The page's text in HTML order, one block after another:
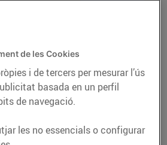
22-B1 parcel·la 2 (43860)
Trucar-hi
de les Cookies
i de tercers per mesurar l’ús
basada en un perfil
de navegació.
les no essencials o configurar